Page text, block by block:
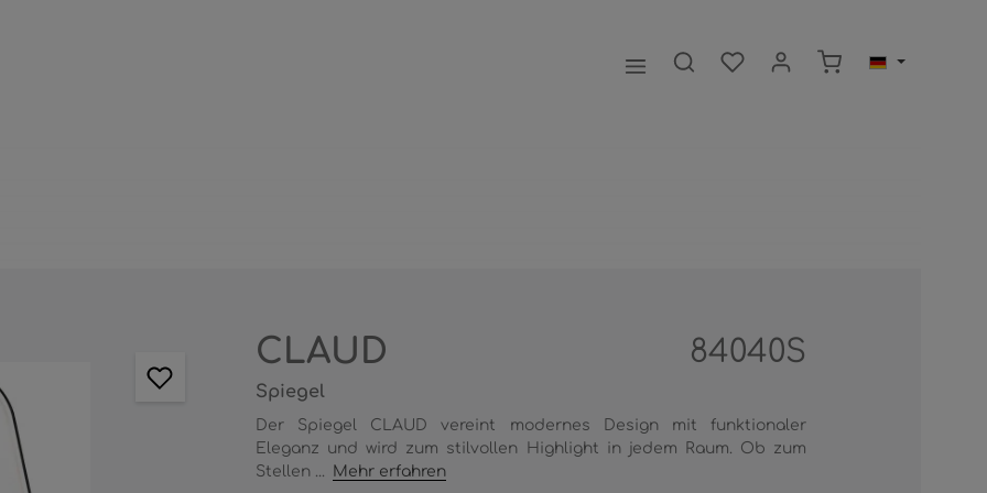
CLAUD 84040S
Spiegel
Der Spiegel CLAUD vereint modernes Design mit funktionaler
Eleganz und wird zum stilvollen Highlight in jedem Raum. Ob zum
Stellen ...
Mehr erfahren